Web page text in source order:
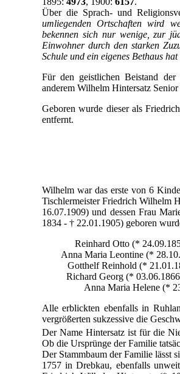
Über die Sprach- und
umliegenden Ortschaften wird
bekennen sich nur wenige, zur
Einwohner durch den starken
Schule und ein eigenes Bethaus
Für den geistlichen Beistand der
anderem Wilhelm Hintersatz
Geboren wurde dieser als Friedrich
entfernt.
Wilhelm war das erste von 6
Tischlermeister Friedrich Wilhelm
16.07.1909) und dessen Frau
1834 - † 22.01.1905) geboren
Reinhard Otto (*
Anna Maria Leontine (*
Gotthelf Reinhold (*
Richard Georg (*
Anna Maria Helene (*
Alle erblickten ebenfalls in
vergrößerten sukzessive die
Der Name Hintersatz ist für die
Ob die Ursprünge der Familie
Der Stammbaum der Familie lässt
1757 in Drebkau, ebenfalls